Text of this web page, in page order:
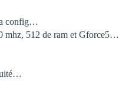
config…
mhz, 512 de ram et Gforce5…